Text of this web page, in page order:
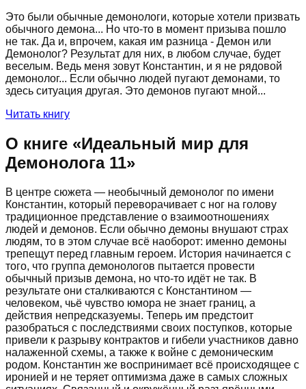
Это были обычные демонологи, которые хотели призвать
обычного демона... Но что-то в момент призыва пошло
не так. Да и, впрочем, какая им разница - Демон или
Демонолог? Результат для них, в любом случае, будет
веселым. Ведь меня зовут Константин, и я не рядовой
демонолог... Если обычно людей пугают демонами, то
здесь ситуация другая. Это демонов пугают мной...
Читать книгу
О книге «Идеальный мир для
Демонолога 11»
В центре сюжета — необычный демонолог по имени
Константин, который переворачивает с ног на голову
традиционное представление о взаимоотношениях
людей и демонов. Если обычно демоны внушают страх
людям, то в этом случае всё наоборот: именно демоны
трепещут перед главным героем. История начинается с
того, что группа демонологов пытается провести
обычный призыв демона, но что-то идёт не так. В
результате они сталкиваются с Константином —
человеком, чьё чувство юмора не знает границ, а
действия непредсказуемы. Теперь им предстоит
разобраться с последствиями своих поступков, которые
привели к разрыву контрактов и гибели участников давно
налаженной схемы, а также к войне с демоническим
родом. Константин же воспринимает всё происходящее с
иронией и не теряет оптимизма даже в самых сложных